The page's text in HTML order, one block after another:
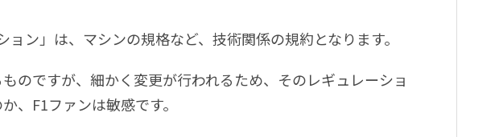
ン」は、マシンの規格など、技術関係の規約となります。
のですが、細かく変更が行われるため、そのレギュレーショ
、F1ファンは敏感です。